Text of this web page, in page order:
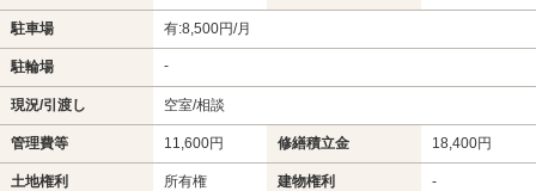
駐車場 有:8,500円/月
駐輪場 -
現況/引渡し 空室/相談
管理費等 11,600円 修繕積立金 18,400円
土地権利 所有権 建物権利 -